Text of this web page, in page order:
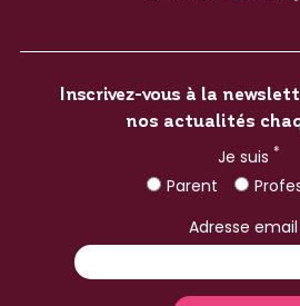
Inscrivez-vous à la
nos actualités
Je suis *
Parent
Adresse email